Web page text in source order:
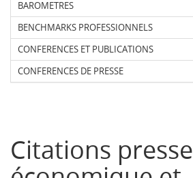
BAROMETRES
BENCHMARKS PROFESSIONNELS
CONFERENCES ET PUBLICATIONS
CONFERENCES DE PRESSE
Citations presse